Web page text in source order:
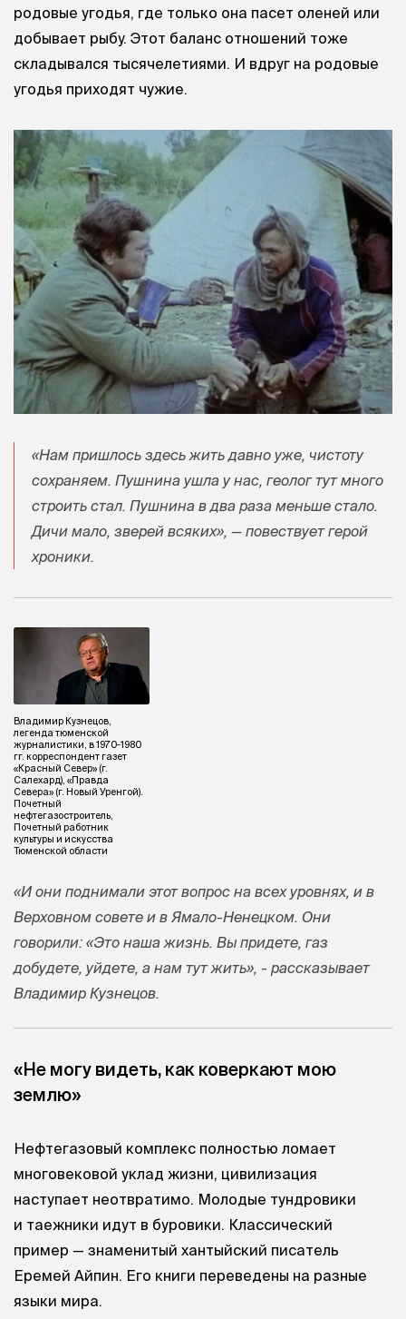
родовые угодья, где только она пасет оленей или
добывает рыбу. Этот баланс отношений тоже
складывался тысячелетиями. И вдруг на родовые
угодья приходят чужие.
«Нам пришлось здесь жить давно уже, чистоту
сохраняем. Пушнина ушла у нас, геолог тут много
строить стал. Пушнина в два раза меньше стало.
Дичи мало, зверей всяких», — повествует герой
хроники.
Владимир Кузнецов,
легенда тюменской
журналистики, в 1970-1980
гг. корреспондент газет
«Красный Север» (г.
Салехард), «Правда
Севера» (г. Новый Уренгой).
Почетный
нефтегазостроитель,
Почетный работник
культуры и искусства
Тюменской области
«И они поднимали этот вопрос на всех уровнях, и в
Верховном совете и в Ямало-Ненецком. Они
говорили: «Это наша жизнь. Вы придете, газ
добудете, уйдете, а нам тут жить», - рассказывает
Владимир Кузнецов.
«Не могу видеть, как коверкают мою
землю»
Нефтегазовый комплекс полностью ломает
многовековой уклад жизни, цивилизация
наступает неотвратимо. Молодые тундровики
и таежники идут в буровики. Классический
пример — знаменитый хантыйский писатель
Еремей Айпин. Его книги переведены на разные
языки мира.